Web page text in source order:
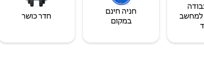
חניה חינם
במקום
חדר כושר